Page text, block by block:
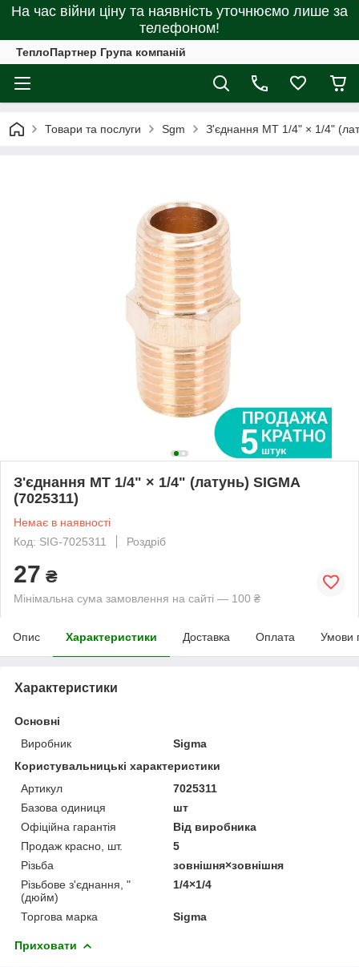
На час війни ціну та наявність уточнюємо лише за
телефоном!
ТеплоПартнер Група компаній
Товари та послуги Sgm З'єднання MT 1/4" × 1/4"
З'єднання MT 1/4" × 1/4" (латунь) SIGMA
(7025311)
Немає в наявності
Код: SIG-7025311
Роздріб
27 ₴
Мінімальна сума замовлення на сайті — 100 ₴
Опис Характеристики Доставка Оплата Умови
Характеристики
Основні
Виробник
Sigma
Користувальницькі характеристики
Артикул
7025311
Базова одиниця
шт
Офіційна гарантія
Від виробника
Продаж красно, шт.
5
Різьба
зовнішня×зовнішня
Різьбове з'єднання, "
(дюйм)
1/4×1/4
Торгова марка Sigma
Приховати